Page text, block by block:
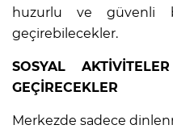
huzurlu ve güvenli
geçirebilecekler.
SOSYAL
GEÇİRECEKLER
Merkezde sadece